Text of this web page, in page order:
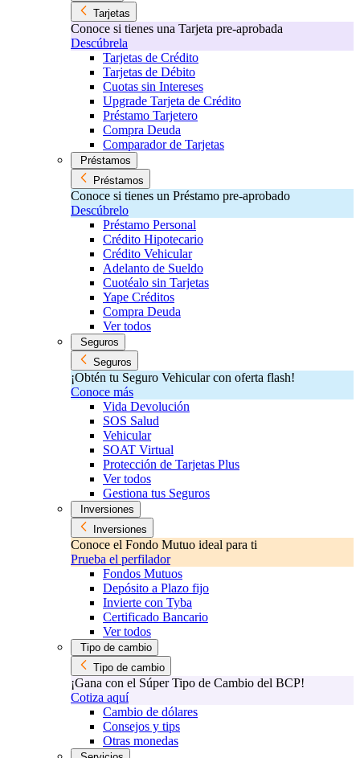
Tarjetas
Conoce si tienes una Tarjeta pre-aprobada
Descúbrela
Tarjetas de Crédito
Tarjetas de Débito
Cuotas sin Intereses
Upgrade Tarjeta de Crédito
Préstamo Tarjetero
Compra Deuda
Comparador de Tarjetas
Préstamos
Préstamos
Conoce si tienes un Préstamo pre-aprobado
Descúbrelo
Préstamo Personal
Crédito Hipotecario
Crédito Vehicular
Adelanto de Sueldo
Cuotéalo sin Tarjetas
Yape Créditos
Compra Deuda
Ver todos
Seguros
Seguros
¡Obtén tu Seguro Vehicular con oferta flash!
Conoce más
Vida Devolución
SOS Salud
Vehicular
SOAT Virtual
Protección de Tarjetas Plus
Ver todos
Gestiona tus Seguros
Inversiones
Inversiones
Conoce el Fondo Mutuo ideal para ti
Prueba el perfilador
Fondos Mutuos
Depósito a Plazo fijo
Invierte con Tyba
Certificado Bancario
Ver todos
Tipo de cambio
Tipo de cambio
¡Gana con el Súper Tipo de Cambio del BCP!
Cotiza aquí
Cambio de dólares
Consejos y tips
Otras monedas